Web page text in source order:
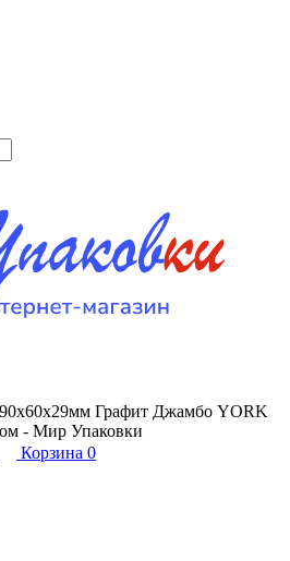
Графит Джамбо YORK
- Мир Упаковки
Корзина 0